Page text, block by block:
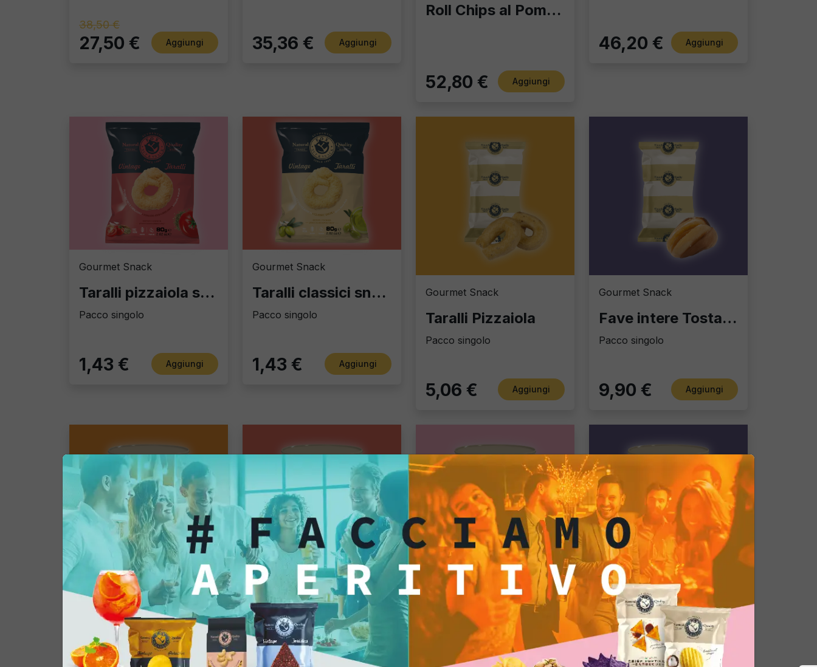
38,50 €
27,50 € Aggiungi 35,36 € Aggiungi
Roll Chips al Pomodoro 900g – Eccellenza Croccante in Formato Professionale
52,80 € Aggiungi
46,20 € Aggiungi
Gourmet Snack
Taralli pizzaiola snack&go
Pacco singolo
1,43 € Aggiungi
Gourmet Snack
Taralli classici snack&go
Pacco singolo
1,43 € Aggiungi
Gourmet Snack
Taralli Pizzaiola
Pacco singolo
5,06 € Aggiungi
Gourmet Snack
Fave intere Tostate & Salate
Pacco singolo
9,90 € Aggiungi
Gourmet Snack
Taralli alla pizzaiola
Pacco singolo
Gourmet Snack
Taralli classici
Pacco singolo
Gourmet Snack
Pacco singolo
Gourmet Snack
Cornetti
Pacco singolo